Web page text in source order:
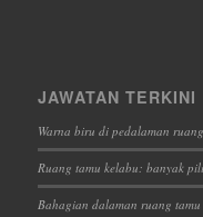
JAWATAN TERKINI
Warna biru di pedalaman
Ruang tamu kelabu: banyak
Bahagian dalaman ruang